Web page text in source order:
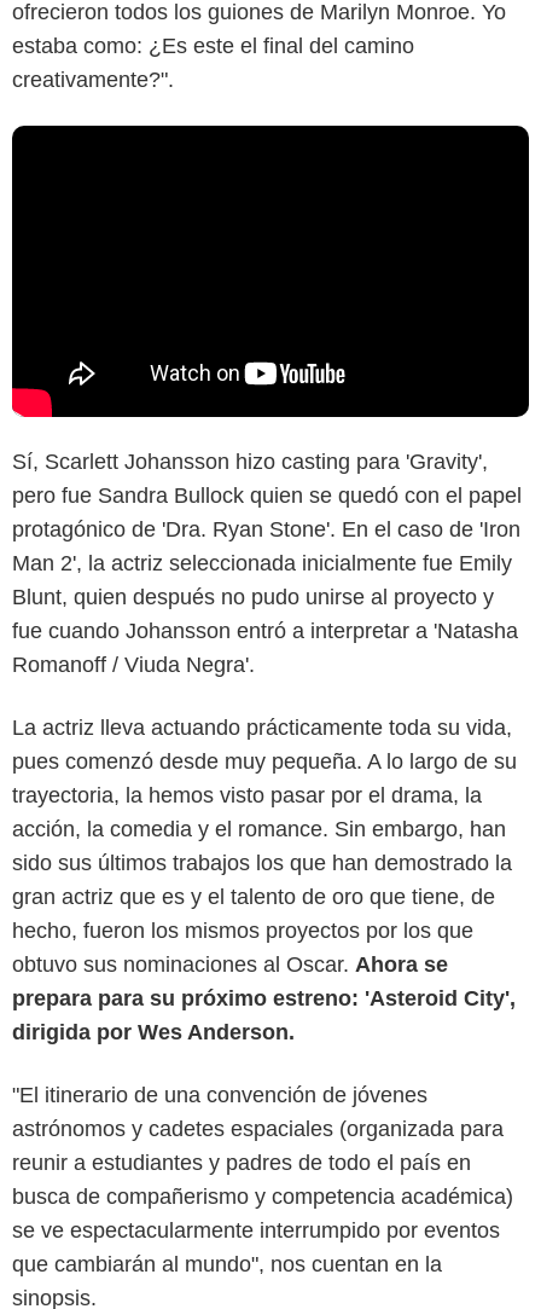
ofrecieron todos los guiones de Marilyn Monroe. Yo
estaba como: ¿Es este el final del camino
creativamente?".
Sí, Scarlett Johansson hizo casting para 'Gravity',
pero fue Sandra Bullock quien se quedó con el papel
protagónico de 'Dra. Ryan Stone'. En el caso de 'Iron
Man 2', la actriz seleccionada inicialmente fue Emily
Blunt, quien después no pudo unirse al proyecto y
fue cuando Johansson entró a interpretar a 'Natasha
Romanoff / Viuda Negra'.
La actriz lleva actuando prácticamente toda su vida,
pues comenzó desde muy pequeña. A lo largo de su
trayectoria, la hemos visto pasar por el drama, la
acción, la comedia y el romance. Sin embargo, han
sido sus últimos trabajos los que han demostrado la
gran actriz que es y el talento de oro que tiene, de
hecho, fueron los mismos proyectos por los que
obtuvo sus nominaciones al Oscar. Ahora se
prepara para su próximo estreno: 'Asteroid City',
dirigida por Wes Anderson.
"El itinerario de una convención de jóvenes
astrónomos y cadetes espaciales (organizada para
reunir a estudiantes y padres de todo el país en
busca de compañerismo y competencia académica)
se ve espectacularmente interrumpido por eventos
que cambiarán al mundo", nos cuentan en la
sinopsis.